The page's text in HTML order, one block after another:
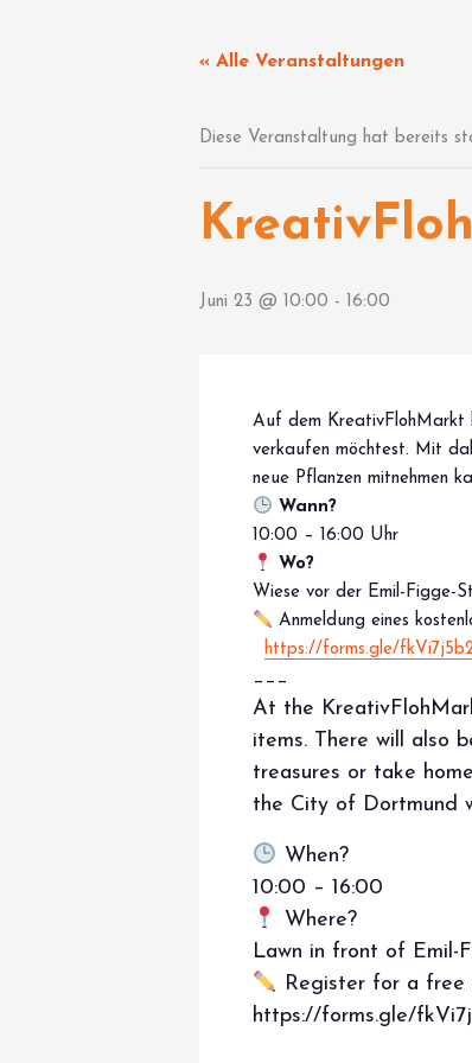
« Alle Veranstaltungen
Diese Veranstaltung hat bereits
Juni 23 @ 10:00 - 16:00
Auf dem KreativFlohMarkt
verkaufen möchtest. Mit
neue Pflanzen mitnehmen
Wann?
10:00 – 16:00 Uhr
Wo?
Wiese vor der Emil-Figge-
Anmeldung eines
https://forms.gle/
___
At the
items. There will also
treasures or take
the City of Dortmund
When?
10:00 – 16:00
Where?
Lawn in front of Emil-
Register for a free
https://forms.gle/